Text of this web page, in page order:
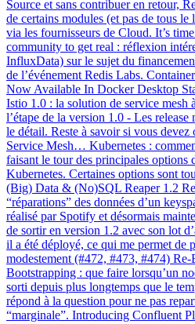
Source et sans contribuer en retour,
de certains modules (et pas de tous
via les fournisseurs de Cloud. It’s
community to get real : réflexion
InfluxData) sur le sujet du
de l’événement Redis Labs.
Now Available In Docker Desktop
Istio 1.0 : la solution de service mesh
l’étape de la version 1.0 - Les
le détail. Reste à savoir si vous
Service Mesh… Kubernetes :
faisant le tour des principales options
Kubernetes. Certaines options sont
(Big) Data & (No)SQL Reaper 1.2
“réparations” des données d’un
réalisé par Spotify et désormais
de sortir en version 1.2 avec son lot
il a été déployé, ce qui me permet de
modestement (#472, #473, #474)
Bootstrapping : que faire lorsqu’un
sorti depuis plus longtemps que le
répond à la question pour ne pas
“marginale”. Introducing Confluent